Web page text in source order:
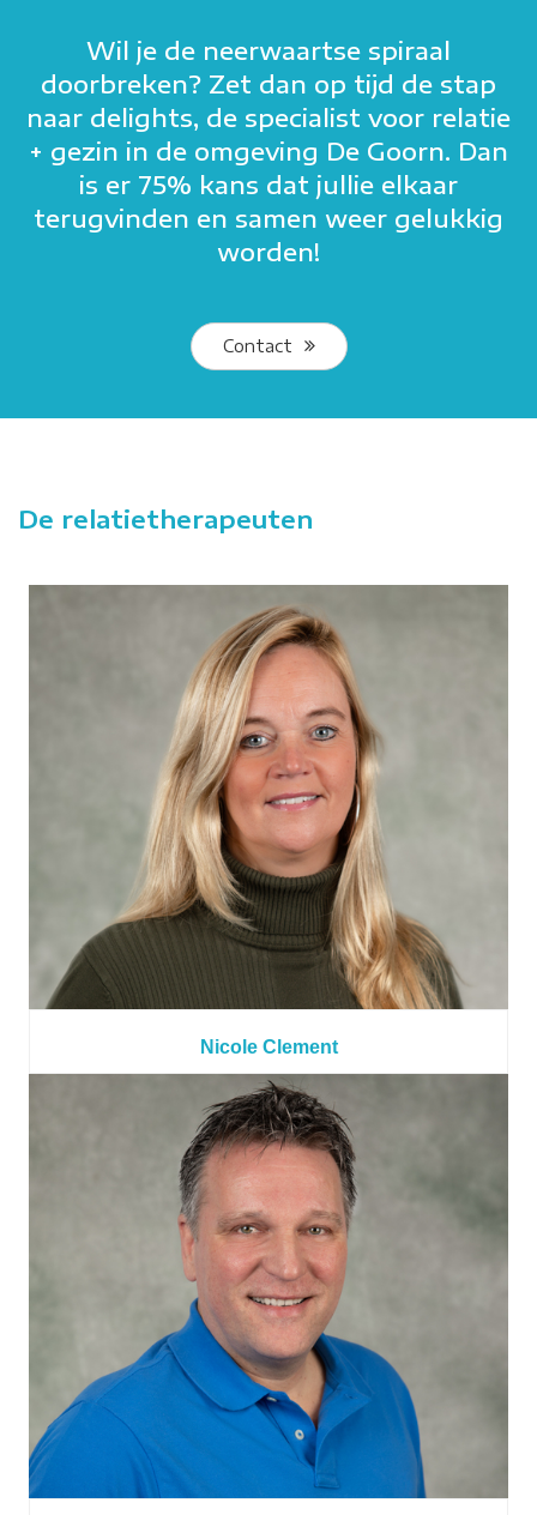
Wil je de neerwaartse spiraal
doorbreken? Zet dan op tijd de stap
naar delights, de specialist voor relatie
+ gezin in de omgeving De Goorn. Dan
is er 75% kans dat jullie elkaar
terugvinden en samen weer gelukkig
worden!
Contact
De relatietherapeuten
Nicole Clement